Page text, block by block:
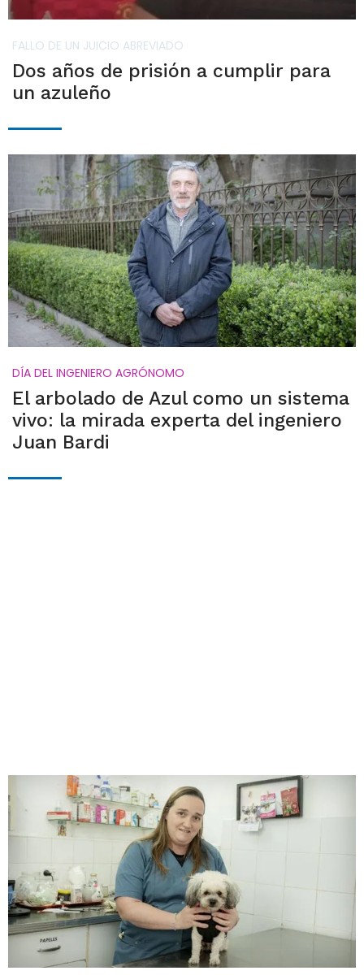
FALLO DE UN JUICIO ABREVIADO
Dos años de prisión a cumplir para
un azuleño
DÍA DEL INGENIERO AGRÓNOMO
El arbolado de Azul como un sistema
vivo: la mirada experta del ingeniero
Juan Bardi